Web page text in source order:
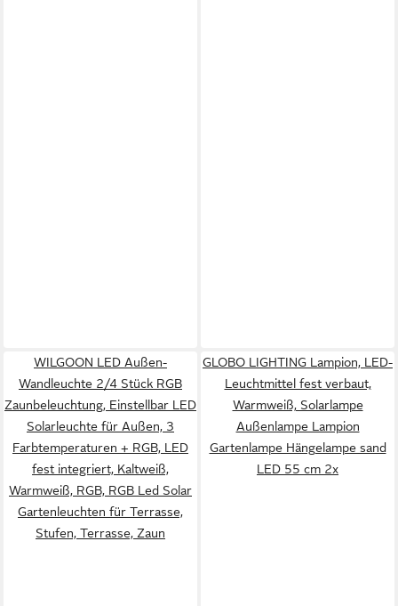
WILGOON LED Außen-
Wandleuchte 2/4 Stück RGB
Zaunbeleuchtung, Einstellbar LED
Solarleuchte für Außen, 3
Farbtemperaturen + RGB, LED
fest integriert, Kaltweiß,
Warmweiß, RGB, RGB Led Solar
Gartenleuchten für Terrasse,
Stufen, Terrasse, Zaun
GLOBO LIGHTING Lampion, LED-
Leuchtmittel fest verbaut,
Warmweiß, Solarlampe
Außenlampe Lampion
Gartenlampe Hängelampe sand
LED 55 cm 2x